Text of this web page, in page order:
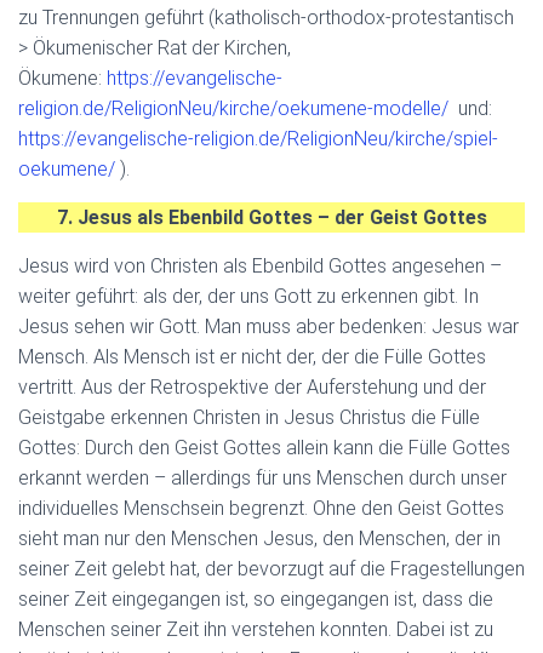
zu Trennungen geführt (katholisch-orthodox-protestantisch
> Ökumenischer Rat der Kirchen,
Ökumene: https://evangelische-
religion.de/ReligionNeu/kirche/oekumene-modelle/ und:
https://evangelische-religion.de/ReligionNeu/kirche/spiel-
oekumene/ ).
7. Jesus als Ebenbild Gottes – der Geist Gottes
Jesus wird von Christen als Ebenbild Gottes angesehen –
weiter geführt: als der, der uns Gott zu erkennen gibt. In
Jesus sehen wir Gott. Man muss aber bedenken: Jesus war
Mensch. Als Mensch ist er nicht der, der die Fülle Gottes
vertritt. Aus der Retrospektive der Auferstehung und der
Geistgabe erkennen Christen in Jesus Christus die Fülle
Gottes: Durch den Geist Gottes allein kann die Fülle Gottes
erkannt werden – allerdings für uns Menschen durch unser
individuelles Menschsein begrenzt. Ohne den Geist Gottes
sieht man nur den Menschen Jesus, den Menschen, der in
seiner Zeit gelebt hat, der bevorzugt auf die Fragestellungen
seiner Zeit eingegangen ist, so eingegangen ist, dass die
Menschen seiner Zeit ihn verstehen konnten. Dabei ist zu